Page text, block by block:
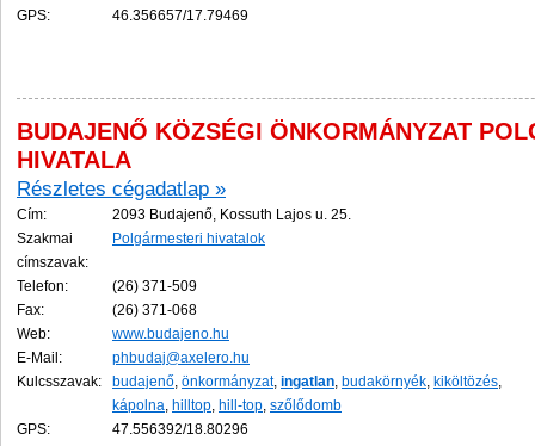
GPS:
46.356657/17.79469
BUDAJENŐ KÖZSÉGI ÖNKORMÁNYZAT
HIVATALA
Részletes cégadatlap »
Cím:
2093 Budajenő, Kossuth Lajos u. 25.
Szakmai
címszavak:
Polgármesteri hivatalok
Telefon:
(26) 371-509
Fax:
(26) 371-068
Web:
www.budajeno.hu
E-Mail:
phbudaj@axelero.hu
Kulcsszavak:
budajenő, önkormányzat, ingatlan, budakörnyék, kiköltözés,
kápolna, hilltop, hill-top, szőlődomb
GPS:
47.556392/18.80296